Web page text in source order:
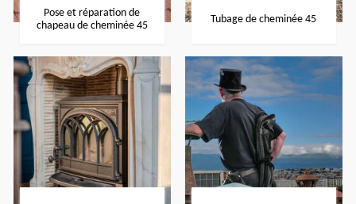
Pose et réparation de
chapeau de cheminée 45
Tubage de cheminée 45